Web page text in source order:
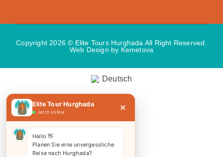
Elite Tour Hurghada
Jetzt online ×
Hallo 👋
Planen Sie eine unvergessliche
Reise nach Hurghada?
Copyright 2026 © Elite Tours Hurghada All Right Reserved.
Web Design by Kemetova
Deutsch